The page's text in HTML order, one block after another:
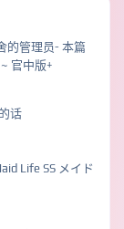
的管理员- 本篇
官中版+
话
Life SS メイド